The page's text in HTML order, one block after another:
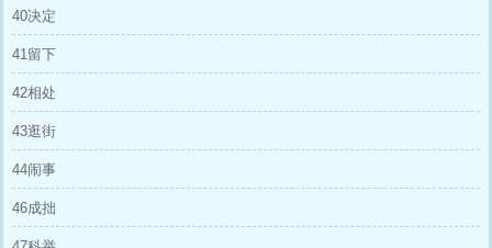
40决定
41留下
42相处
43逛街
44闹事
46成拙